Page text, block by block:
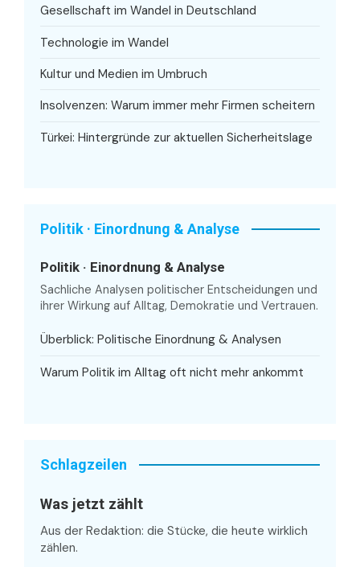
Gesellschaft im Wandel in Deutschland
Technologie im Wandel
Kultur und Medien im Umbruch
Insolvenzen: Warum immer mehr Firmen scheitern
Türkei: Hintergründe zur aktuellen Sicherheitslage
Politik · Einordnung & Analyse
Politik · Einordnung & Analyse
Sachliche Analysen politischer Entscheidungen und
ihrer Wirkung auf Alltag, Demokratie und Vertrauen.
Überblick: Politische Einordnung & Analysen
Warum Politik im Alltag oft nicht mehr ankommt
Schlagzeilen
Was jetzt zählt
Aus der Redaktion: die Stücke, die heute wirklich
zählen.